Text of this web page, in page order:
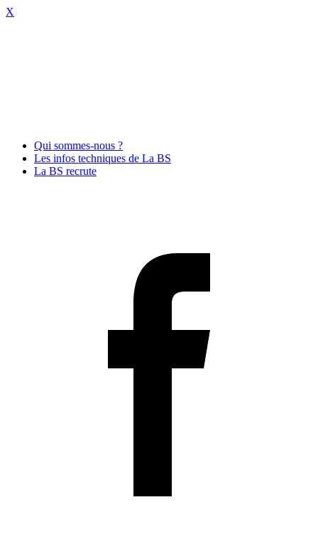
X
Qui sommes-nous ?
Les infos techniques de La BS
La BS recrute